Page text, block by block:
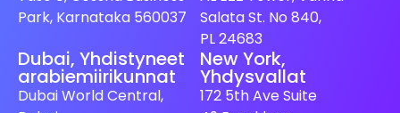
Park, Karnataka 560037
Salata St. No 840,
PL 24683
Dubai, Yhdistyneet
arabiemiirikunnat
Dubai World Central,
New York,
Yhdysvallat
172 5th Ave Suite
Swedish
Spanish (Spain)